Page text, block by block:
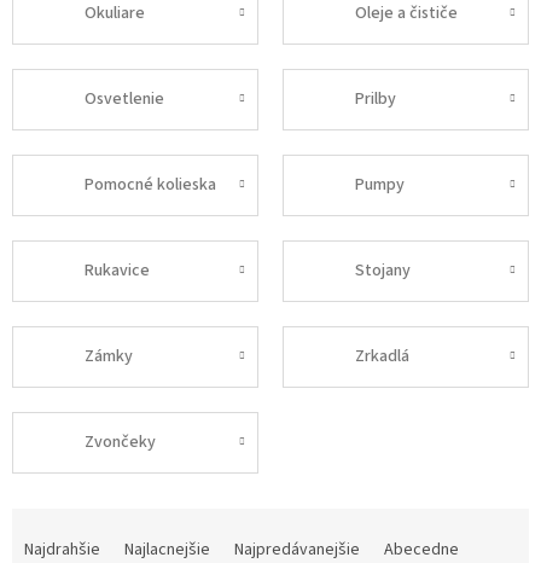
Okuliare Oleje a čističe
Osvetlenie Prilby
Pomocné kolieska Pumpy
Rukavice Stojany
Zámky Zrkadlá
Zvončeky
Najdrahšie Najlacnejšie Najpredávanejšie Abecedne